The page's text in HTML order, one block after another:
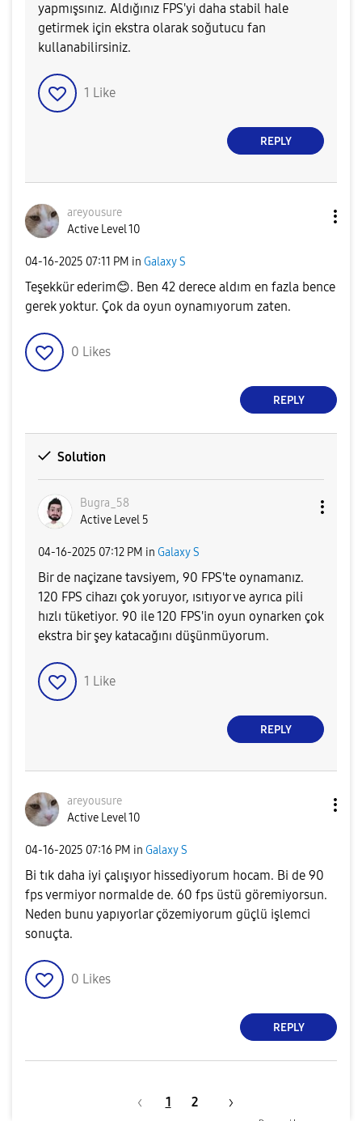
yapmışsınız. Aldığınız FPS'yi daha stabil hale
getirmek için ekstra olarak soğutucu fan
kullanabilirsiniz.
1 Like
REPLY
areyousure
Active Level 10
‎04-16-2025 07:11 PM in Galaxy S
Teşekkür ederim😊. Ben 42 derece aldım en fazla bence
gerek yoktur. Çok da oyun oynamıyorum zaten.
0 Likes
REPLY
Solution
Bugra_58
Active Level 5
‎04-16-2025 07:12 PM in Galaxy S
Bir de naçizane tavsiyem, 90 FPS'te oynamanız.
120 FPS cihazı çok yoruyor, ısıtıyor ve ayrıca pili
hızlı tüketiyor. 90 ile 120 FPS'in oyun oynarken çok
ekstra bir şey katacağını düşünmüyorum.
1 Like
REPLY
areyousure
Active Level 10
‎04-16-2025 07:16 PM in Galaxy S
Bi tık daha iyi çalışıyor hissediyorum hocam. Bi de 90
fps vermiyor normalde de. 60 fps üstü göremiyorsun.
Neden bunu yapıyorlar çözemiyorum güçlü işlemci
sonuçta.
0 Likes
REPLY
1 2